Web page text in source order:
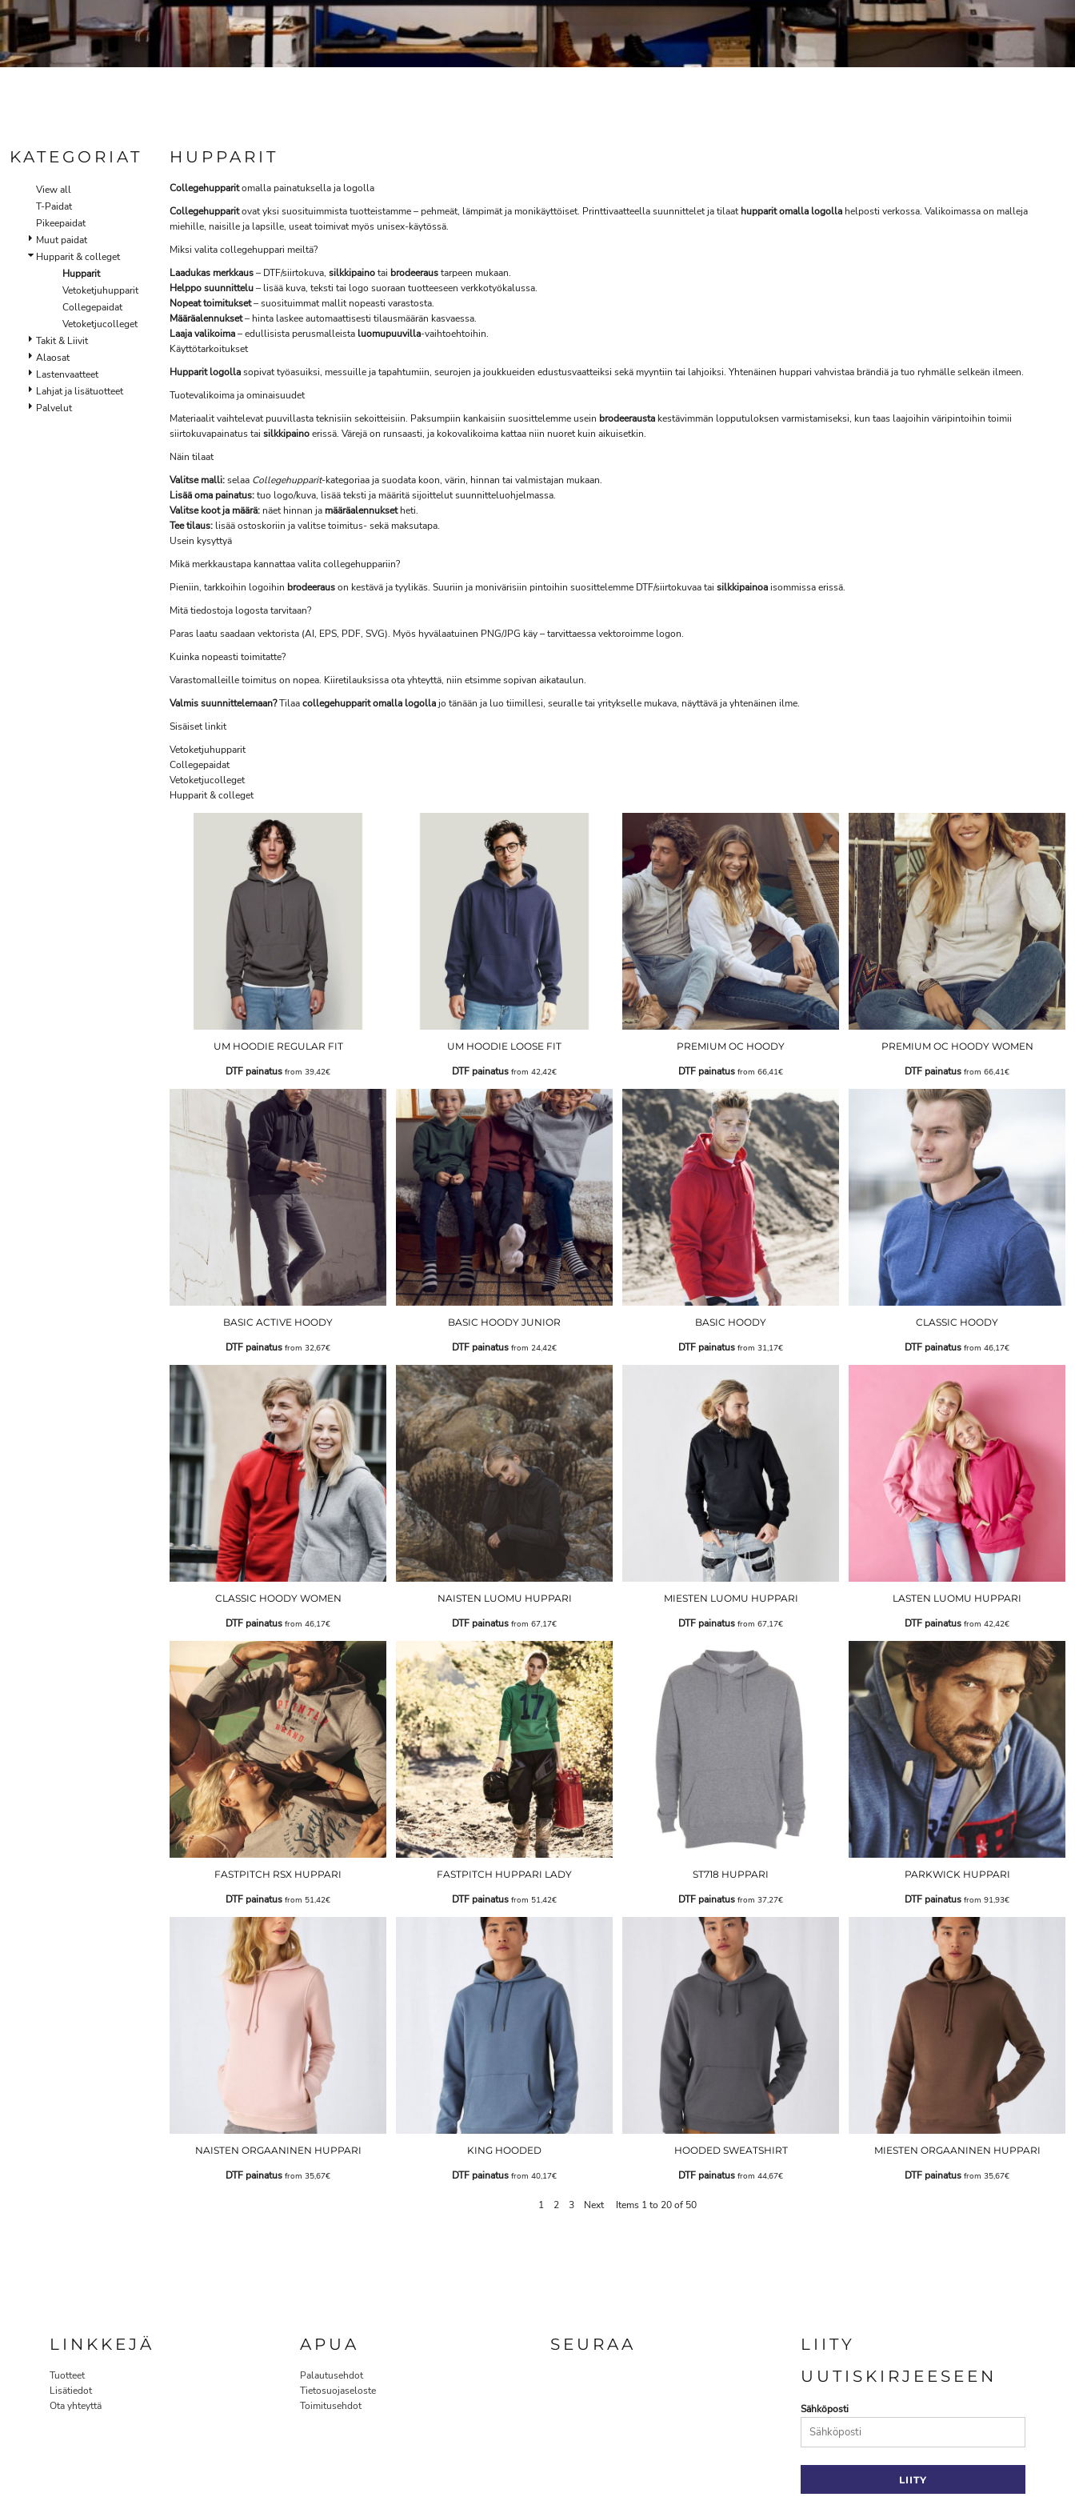
KATEGORIAT
View all
T-Paidat
Pikeepaidat
Muut paidat
Hupparit & colleget
Hupparit
Vetoketjuhupparit
Collegepaidat
Vetoketjucolleget
Takit & Liivit
Alaosat
Lastenvaatteet
Lahjat ja lisätuotteet
Palvelut
HUPPARIT
Collegehupparitomalla painatuksella ja logolla
Collegehupparitovat yksi suosituimmista tuotteistamme – pehmeät, lämpimät ja monikäyttöiset. Printtivaatteella suunnittelet ja tilaathupparit omalla logolla helposti verkossa. Valikoimassa on malleja
miehille, naisille ja lapsille, useat toimivat myös unisex-käytössä.
Miksi valita collegehuppari meiltä?
Laadukas merkkaus– DTF/siirtokuva, silkkipainotai brodeeraustarpeen mukaan.
Helppo suunnittelu– lisää kuva, teksti tai logo suoraan tuotteeseen verkkotyökalussa.
Nopeat toimitukset– suosituimmat mallit nopeasti varastosta.
Määräalennukset– hinta laskee automaattisesti tilausmäärän kasvaessa.
Laaja valikoima– edullisista perusmalleista luomupuuvilla-vaihtoehtoihin.
Käyttötarkoitukset
Hupparit logollasopivat työasuiksi, messuille ja tapahtumiin, seurojen ja joukkueiden edustusvaatteiksi sekä myyntiin tai lahjoiksi. Yhtenäinen huppari vahvistaa brändiä ja tuo ryhmälle selkeän ilmeen.
Tuotevalikoima ja ominaisuudet
Materiaalit vaihtelevat puuvillasta teknisiin sekoitteisiin. Paksumpiin kankaisiin suosittelemme usein brodeerausta kestävimmän lopputuloksen varmistamiseksi, kun taas laajoihin väripintoihin toimii
siirtokuvapainatus tai silkkipainoerissä. Värejä on runsaasti, ja kokovalikoima kattaa niin nuoret kuin aikuisetkin.
Näin tilaat
Valitse malli:selaa Collegehupparit-kategoriaa ja suodata koon, värin, hinnan tai valmistajan mukaan.
Lisää oma painatus:tuo logo/kuva, lisää teksti ja määritä sijoittelut suunnitteluohjelmassa.
Valitse koot ja määrä: näet hinnan ja määräalennuksetheti.
Tee tilaus: lisää ostoskoriin ja valitse toimitus- sekä maksutapa.
Usein kysyttyä
Mikä merkkaustapa kannattaa valita collegehuppariin?
Pieniin, tarkkoihin logoihin brodeerauson kestävä ja tyylikäs. Suuriin ja monivärisiin pintoihin suosittelemme DTF/siirtokuvaa tai silkkipainoaisommissa erissä.
Mitä tiedostoja logosta tarvitaan?
Paras laatu saadaan vektorista (AI, EPS, PDF, SVG). Myös hyvälaatuinen PNG/JPG käy – tarvittaessa vektoroimme logon.
Kuinka nopeasti toimitatte?
Varastomalleille toimitus on nopea. Kiiretilauksissa ota yhteyttä, niin etsimme sopivan aikataulun.
Valmis suunnittelemaan?Tilaacollegehupparit omalla logollajo tänään ja luo tiimillesi, seuralle tai yritykselle mukava, näyttävä ja yhtenäinen ilme.
Sisäiset linkit
Vetoketjuhupparit
Collegepaidat
Vetoketjucolleget
Hupparit & colleget
UM HOODIE REGULAR FIT
DTF painatus from 39,42€
UM HOODIE LOOSE FIT
DTF painatus from 42,42€
PREMIUM OC HOODY
DTF painatus from 66,41€
PREMIUM OC HOODY WOMEN
DTF painatus from 66,41€
BASIC ACTIVE HOODY
DTF painatus from 32,67€
BASIC HOODY JUNIOR
DTF painatus from 24,42€
BASIC HOODY
DTF painatus from 31,17€
CLASSIC HOODY
DTF painatus from 46,17€
CLASSIC HOODY WOMEN
DTF painatus from 46,17€
NAISTEN LUOMU HUPPARI
DTF painatus from 67,17€
MIESTEN LUOMU HUPPARI
DTF painatus from 67,17€
LASTEN LUOMU HUPPARI
DTF painatus from 42,42€
FASTPITCH RSX HUPPARI
DTF painatus from 51,42€
FASTPITCH HUPPARI LADY
DTF painatus from 51,42€
ST718 HUPPARI
DTF painatus from 37,27€
PARKWICK HUPPARI
DTF painatus from 91,93€
NAISTEN ORGAANINEN HUPPARI
DTF painatus from 35,67€
KING HOODED
DTF painatus from 40,17€
HOODED SWEATSHIRT
DTF painatus from 44,67€
MIESTEN ORGAANINEN HUPPARI
DTF painatus from 35,67€
1 2 3 Next Items 1 to 20 of 50
LINKKEJÄ
Tuotteet
Lisätiedot
Ota yhteyttä
APUA
Palautusehdot
Tietosuojaseloste
Toimitusehdot
SEURAA
LIITY
UUTISKIRJEESEEN
Sähköposti
LIITY